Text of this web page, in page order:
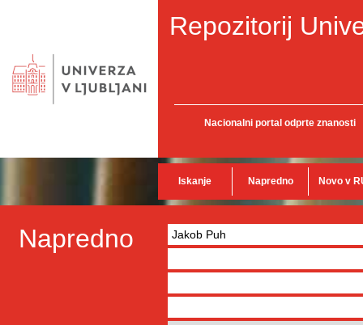
Repozitorij
Nacionalni portal odprte znanosti
Iskanje Napredno Novo v
Napredno